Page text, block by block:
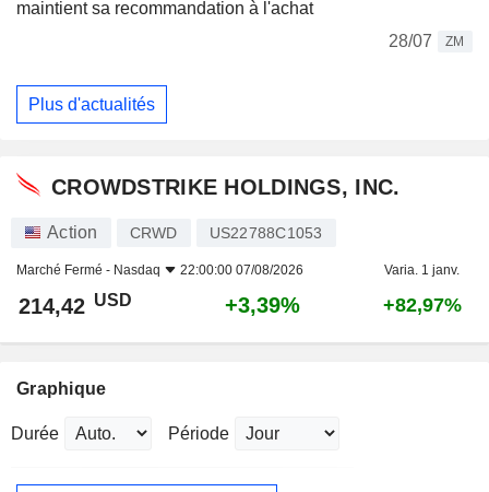
maintient sa recommandation à l'achat
28/07
ZM
Plus d'actualités
CROWDSTRIKE HOLDINGS, INC.
Action CRWD US22788C1053
Marché Fermé - Nasdaq 22:00:00 07/08/2026 Varia. 1 janv.
214,42 USD +3,39% +82,97%
Graphique
Durée Période